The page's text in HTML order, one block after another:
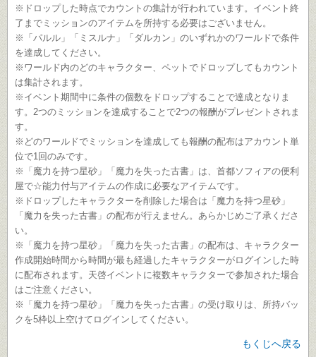
※ドロップした時点でカウントの集計が行われています。イベント終
了までミッションのアイテムを所持する必要はございません。
※「パルル」「ミスルナ」「ダルカン」のいずれかのワールドで条件
を達成してください。
※ワールド内のどのキャラクター、ペットでドロップしてもカウント
は集計されます。
※イベント期間中に条件の個数をドロップすることで達成となりま
す。2つのミッションを達成することで2つの報酬がプレゼントされま
す。
※どのワールドでミッションを達成しても報酬の配布はアカウント単
位で1回のみです。
※「魔力を持つ星砂」「魔力を失った古書」は、首都ソフィアの便利
屋で☆能力付与アイテムの作成に必要なアイテムです。
※ドロップしたキャラクターを削除した場合は「魔力を持つ星砂」
「魔力を失った古書」の配布が行えません。あらかじめご了承くださ
い。
※「魔力を持つ星砂」「魔力を失った古書」の配布は、キャラクター
作成開始時間から時間が最も経過したキャラクターがログインした時
に配布されます。天啓イベントに複数キャラクターで参加された場合
はご注意ください。
※「魔力を持つ星砂」「魔力を失った古書」の受け取りは、所持バッ
クを5枠以上空けてログインしてください。
もくじへ戻る